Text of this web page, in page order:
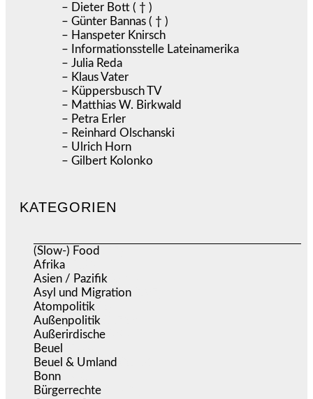
– Dieter Bott ( † )
– Günter Bannas ( † )
– Hanspeter Knirsch
– Informationsstelle Lateinamerika
– Julia Reda
– Klaus Vater
– Küppersbusch TV
– Matthias W. Birkwald
– Petra Erler
– Reinhard Olschanski
– Ulrich Horn
– Gilbert Kolonko
KATEGORIEN
(Slow-) Food
Afrika
Asien / Pazifik
Asyl und Migration
Atompolitik
Außenpolitik
Außerirdische
Beuel
Beuel & Umland
Bonn
Bürgerrechte